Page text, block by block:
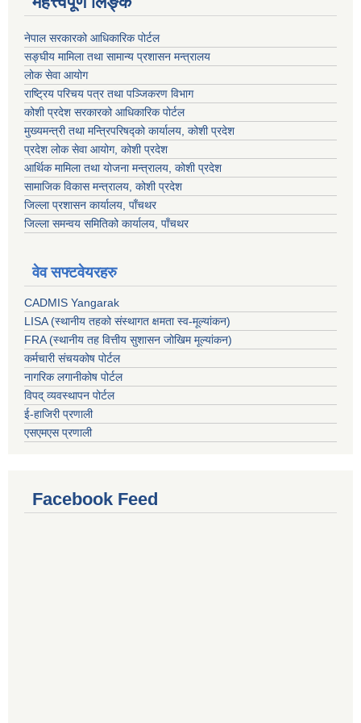
नेपाल सरकारको आधिकारिक पोर्टल
सङ्‍घीय मामिला तथा सामान्य प्रशासन मन्त्रालय
लोक सेवा आयोग
राष्ट्रिय परिचय पत्र तथा पञ्जिकरण विभाग
कोशी प्रदेश सरकारको आधिकारिक पोर्टल
मुख्यमन्त्री तथा मन्त्रिपरिषद्को कार्यालय, कोशी प्रदेश
प्रदेश लोक सेवा आयोग, कोशी प्रदेश
आर्थिक मामिला तथा योजना मन्त्रालय, कोशी प्रदेश
सामाजिक विकास मन्त्रालय, कोशी प्रदेश
जिल्ला प्रशासन कार्यालय, पाँचथर
जिल्ला समन्वय समितिको कार्यालय, पाँचथर
वेव सफ्टवेयरहरु
CADMIS Yangarak
LISA (स्थानीय तहको संस्थागत क्षमता स्व-मूल्यांकन)
FRA (स्थानीय तह वित्तीय सुशासन जोखिम मूल्यांकन)
कर्मचारी संचयकोष पोर्टल
नागरिक लगानीकोष पोर्टल
विपद् व्यवस्थापन पोर्टल
ई-हाजिरी प्रणाली
एसएमएस प्रणाली
Facebook Feed